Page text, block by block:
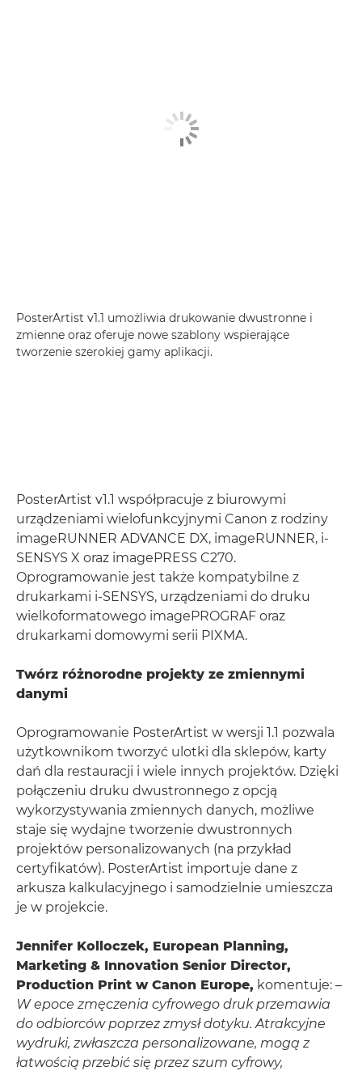
PosterArtist v1.1 umożliwia drukowanie dwustronne i
zmienne oraz oferuje nowe szablony wspierające
tworzenie szerokiej gamy aplikacji.
PosterArtist v1.1 współpracuje z biurowymi
urządzeniami wielofunkcyjnymi Canon z rodziny
imageRUNNER ADVANCE DX, imageRUNNER, i-
SENSYS X oraz imagePRESS C270.
Oprogramowanie jest także kompatybilne z
drukarkami i-SENSYS, urządzeniami do druku
wielkoformatowego imagePROGRAF oraz
drukarkami domowymi serii PIXMA.
Twórz różnorodne projekty ze zmiennymi
danymi
Oprogramowanie PosterArtist w wersji 1.1 pozwala
użytkownikom tworzyć ulotki dla sklepów, karty
dań dla restauracji i wiele innych projektów. Dzięki
połączeniu druku dwustronnego z opcją
wykorzystywania zmiennych danych, możliwe
staje się wydajne tworzenie dwustronnych
projektów personalizowanych (na przykład
certyfikatów). PosterArtist importuje dane z
arkusza kalkulacyjnego i samodzielnie umieszcza
je w projekcie.
Jennifer Kolloczek, European Planning,
Marketing & Innovation Senior Director,
Production Print w Canon Europe, komentuje: –
W epoce zmęczenia cyfrowego druk przemawia
do odbiorców poprzez zmysł dotyku. Atrakcyjne
wydruki, zwłaszcza personalizowane, mogą z
łatwością przebić się przez szum cyfrowy,